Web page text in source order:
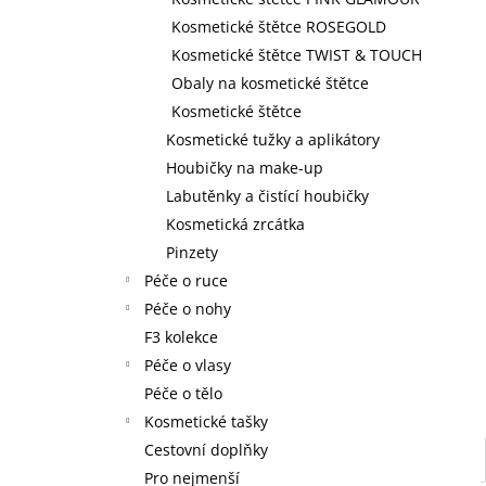
Kosmetické štětce ROSEGOLD
Kosmetické štětce TWIST & TOUCH
Obaly na kosmetické štětce
Kosmetické štětce
Kosmetické tužky a aplikátory
Houbičky na make-up
Labutěnky a čistící houbičky
Kosmetická zrcátka
Pinzety
Péče o ruce
Péče o nohy
F3 kolekce
Péče o vlasy
Péče o tělo
Kosmetické tašky
Cestovní doplňky
Pro nejmenší